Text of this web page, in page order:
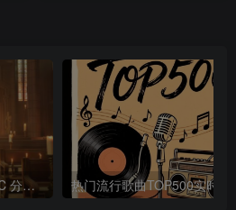
太阳之子 – 周杰伦 [FLAC 分轨 192Khz 24bit]